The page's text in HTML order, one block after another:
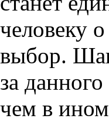
человеку
выбор.
за
чем в